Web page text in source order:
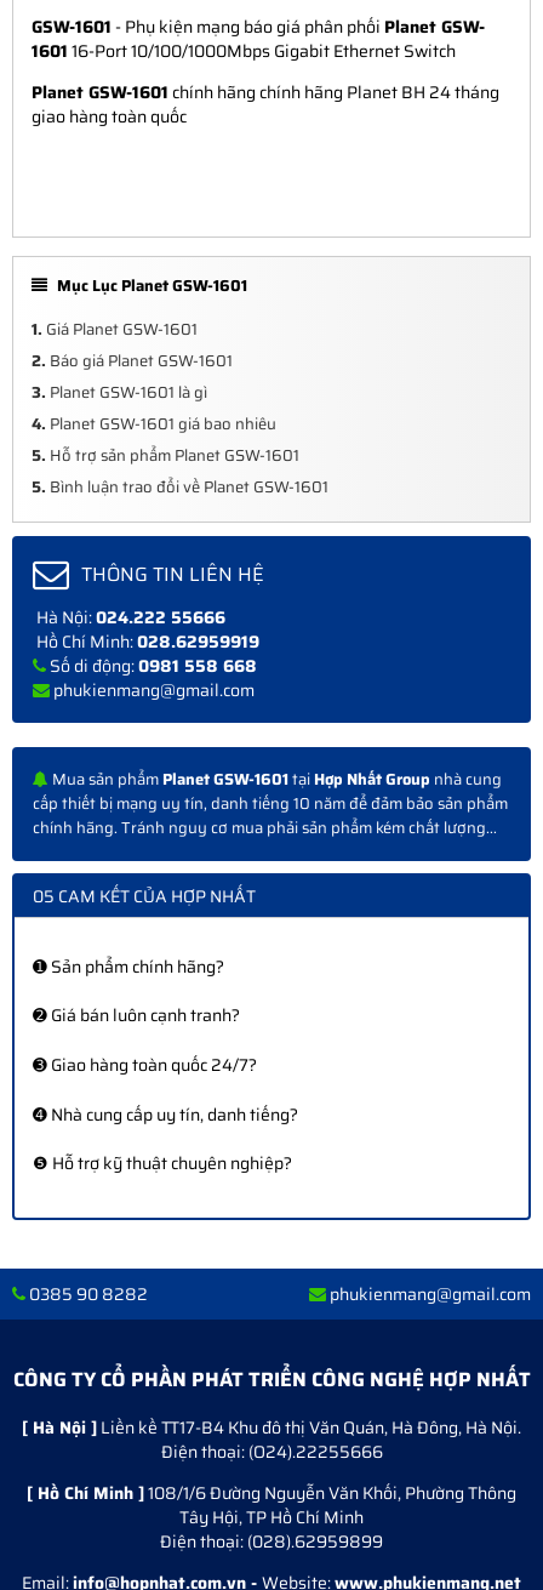
GSW-1601 - Phụ kiện mạng báo giá phân phối Planet GSW-
160116-Port 10/100/1000Mbps Gigabit Ethernet Switch
Planet GSW-1601 chính hãng chính hãng Planet BH 24 tháng
giao hàng toàn quốc
Mục Lục Planet GSW-1601
1. Giá Planet GSW-1601
2. Báo giá Planet GSW-1601
3. Planet GSW-1601 là gì
4. Planet GSW-1601 giá bao nhiêu
5. Hỗ trợ sản phẩm Planet GSW-1601
5. Bình luận trao đổi về Planet GSW-1601
THÔNG TIN LIÊN HỆ
Hà Nội:024.222 55666
Hồ Chí Minh:028.62959919
Số di động:0981 558 668
phukienmang@gmail.com
Mua sản phẩmPlanet GSW-1601tạiHợp Nhất Group nhà cung
cấp thiết bị mạng uy tín, danh tiếng 10 năm để đảm bảo sản phẩm
chính hãng. Tránh nguy cơ mua phải sản phẩm kém chất lượng...
05 CAM KẾT CỦA HỢP NHẤT
➊ Sản phẩm chính hãng?
➋ Giá bán luôn cạnh tranh?
➌ Giao hàng toàn quốc 24/7?
➍ Nhà cung cấp uy tín, danh tiếng?
❺ Hỗ trợ kỹ thuật chuyên nghiệp?
0385 90 8282 phukienmang@gmail.com
CÔNG TY CỔ PHẦN PHÁT TRIỂN CÔNG NGHỆ HỢP NHẤT
[ Hà Nội ]Liền kề TT17-B4 Khu đô thị Văn Quán, Hà Đông, Hà Nội.
Điện thoại: (O24).22255666
[ Hồ Chí Minh ]108/1/6 Đường Nguyễn Văn Khối, Phường Thông
Tây Hội, TP Hồ Chí Minh
Điện thoại: (028).62959899
Email:info@hopnhat.com.vn -Website:www.phukienmang.net